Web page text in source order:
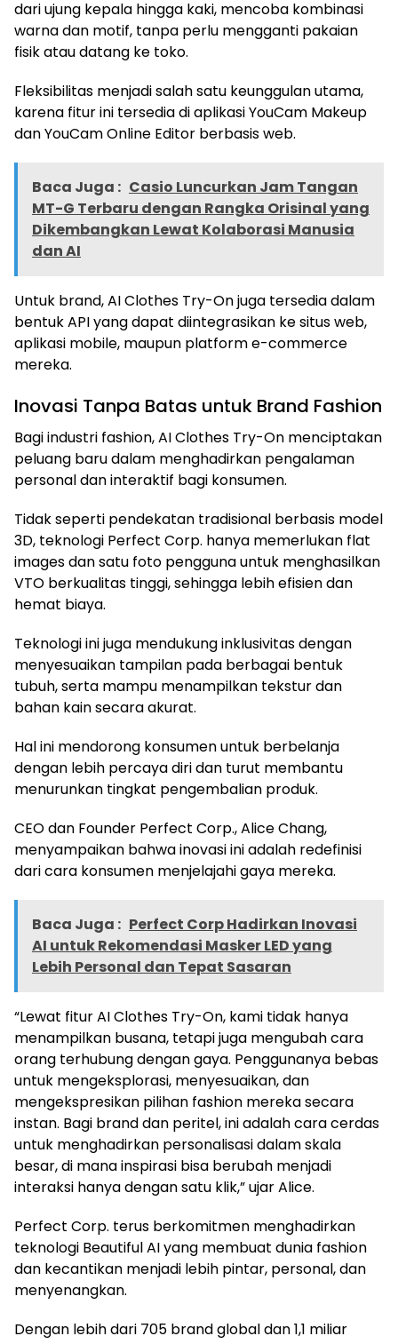
dari ujung kepala hingga kaki, mencoba kombinasi
warna dan motif, tanpa perlu mengganti pakaian
fisik atau datang ke toko.
Fleksibilitas menjadi salah satu keunggulan utama,
karena fitur ini tersedia di aplikasi YouCam Makeup
dan YouCam Online Editor berbasis web.
Baca Juga : Casio Luncurkan Jam Tangan
MT-G Terbaru dengan Rangka Orisinal yang
Dikembangkan Lewat Kolaborasi Manusia
dan AI
Untuk brand, AI Clothes Try-On juga tersedia dalam
bentuk API yang dapat diintegrasikan ke situs web,
aplikasi mobile, maupun platform e-commerce
mereka.
Inovasi Tanpa Batas untuk Brand Fashion
Bagi industri fashion, AI Clothes Try-On menciptakan
peluang baru dalam menghadirkan pengalaman
personal dan interaktif bagi konsumen.
Tidak seperti pendekatan tradisional berbasis model
3D, teknologi Perfect Corp. hanya memerlukan flat
images dan satu foto pengguna untuk menghasilkan
VTO berkualitas tinggi, sehingga lebih efisien dan
hemat biaya.
Teknologi ini juga mendukung inklusivitas dengan
menyesuaikan tampilan pada berbagai bentuk
tubuh, serta mampu menampilkan tekstur dan
bahan kain secara akurat.
Hal ini mendorong konsumen untuk berbelanja
dengan lebih percaya diri dan turut membantu
menurunkan tingkat pengembalian produk.
CEO dan Founder Perfect Corp., Alice Chang,
menyampaikan bahwa inovasi ini adalah redefinisi
dari cara konsumen menjelajahi gaya mereka.
Baca Juga : Perfect Corp Hadirkan Inovasi
AI untuk Rekomendasi Masker LED yang
Lebih Personal dan Tepat Sasaran
“Lewat fitur AI Clothes Try-On, kami tidak hanya
menampilkan busana, tetapi juga mengubah cara
orang terhubung dengan gaya. Penggunanya bebas
untuk mengeksplorasi, menyesuaikan, dan
mengekspresikan pilihan fashion mereka secara
instan. Bagi brand dan peritel, ini adalah cara cerdas
untuk menghadirkan personalisasi dalam skala
besar, di mana inspirasi bisa berubah menjadi
interaksi hanya dengan satu klik,” ujar Alice.
Perfect Corp. terus berkomitmen menghadirkan
teknologi Beautiful AI yang membuat dunia fashion
dan kecantikan menjadi lebih pintar, personal, dan
menyenangkan.
Dengan lebih dari 705 brand global dan 1,1 miliar